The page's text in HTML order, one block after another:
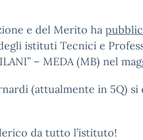
e del Merito ha
istituti Tecnici e
– MEDA (MB) nel
(attualmente in 5Q) si
da tutto l’istituto!